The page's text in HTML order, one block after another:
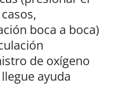
boca a boca)
de oxígeno
ayuda